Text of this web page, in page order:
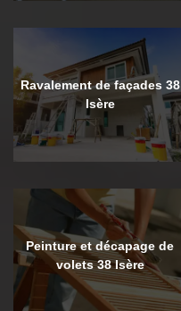
Ravalement de façades 38
Isère
Peinture et décapage de
volets 38 Isère